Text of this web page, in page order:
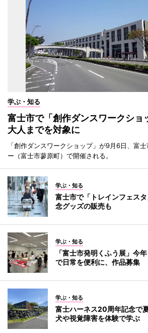
学ぶ・知る
富士市で「創作ダンスワークショ
大人までを対象に
「創作ダンスワークショップ」が9月6日、富
ー（富士市蓼原町）で開催される。
学ぶ・知る
富士市で「トレインフェス
念グッズの販売も
学ぶ・知る
「富士市発明くふう展」今
で日常を便利に、作品募集
学ぶ・知る
富士ハーネス20周年記念で
犬や視覚障害を体験で学ぶ